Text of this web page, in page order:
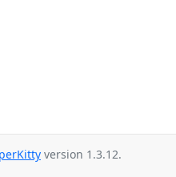
version 1.3.12.